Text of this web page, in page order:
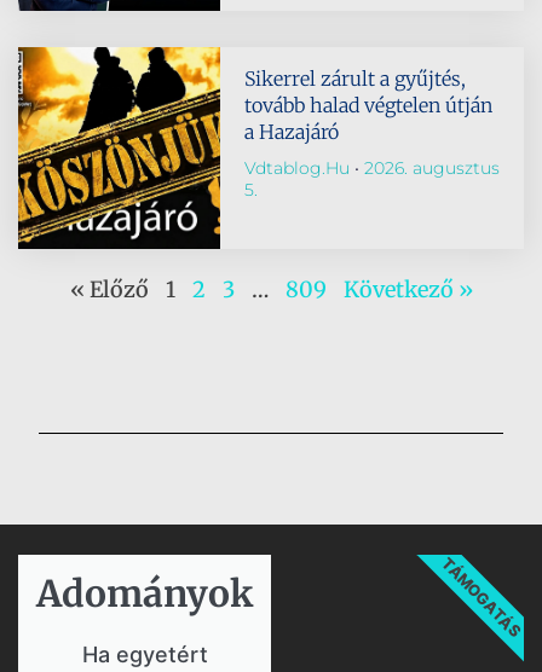
Sikerrel zárult a gyűjtés,
tovább halad végtelen útján
a Hazajáró
Vdtablog.hu
2026. augusztus
5.
« Előző 1 2 3 … 809 Következő »
Adományok​
Ha egyetért
TÁMOGATÁS